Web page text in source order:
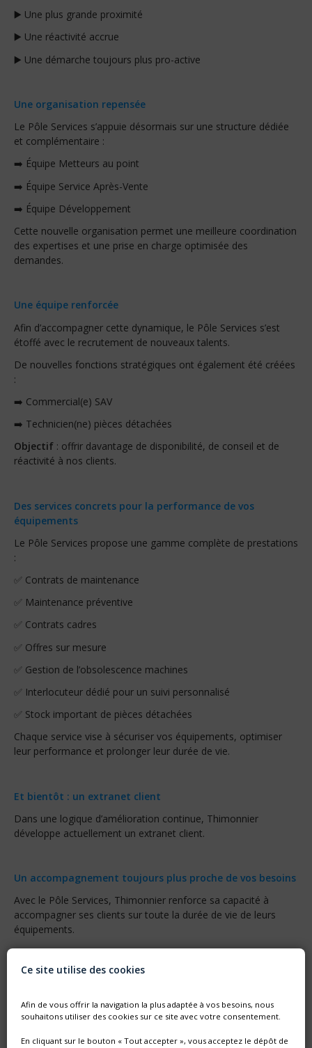
▶️ Une plus grande proximité
▶️ Une réactivité accrue
▶️ Une démarche toujours plus pro-active
Une organisation repensée
Le Pôle Services s’appuie désormais sur une structure dédiée
et complémentaire :
➡️ Équipe Metteurs au point
➡️ Équipe Service Après-Vente
➡️ Équipe Développement
Cette nouvelle organisation permet une meilleure coordination
des expertises et une prise en charge optimisée des
demandes.
Une équipe renforcée
Afin d’accompagner cette dynamique, le Pôle Services s’est
étoffé avec le recrutement de nouveaux talents.
De nouvelles fonctions stratégiques ont également été créées
:
➡️ Commercial(e) SAV
➡️ Technicien(ne) pièces détachées
Objectif : offrir davantage de disponibilité, de conseil et de
réactivité à nos clients.
Des services concrets pour la performance de vos
équipements
Le Pôle Services propose une gamme complète de prestations
:
✅ Contrats de maintenance
✅ Maintenance préventive
✅ Contrats cadres
✅ Offres sur mesure
✅ Gestion de l’obsolescence machines
✅ Interlocuteur dédié pour un suivi personnalisé
✅ Stock important de pièces détachées
Chaque service vise à sécuriser vos équipements, optimiser
leur performance et prolonger leur durée de vie.
Et bientôt : un extranet client
Dans une logique d’amélioration continue, Thimonnier
développe actuellement un extranet client.
Un accompagnement toujours plus proche de vos besoins
Avec le Pôle Services, Thimonnier renforce sa capacité à
accompagner ses clients sur toute la durée de vie de leurs
équipements.
Parce que la performance industrielle s’inscrit dans le temps,
notre engagement aussi.
Ce site utilise des cookies
Afin de vous offrir la navigation la plus adaptée à vos besoins, nous
souhaitons utiliser des cookies sur ce site avec votre consentement.
En cliquant sur le bouton « Tout accepter », vous acceptez le dépôt de